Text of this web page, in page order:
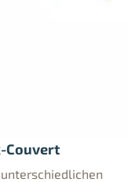
Couvert